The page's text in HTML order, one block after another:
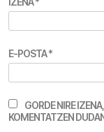
E-POSTA*
GORDE NIRE
KOMENTATZEN